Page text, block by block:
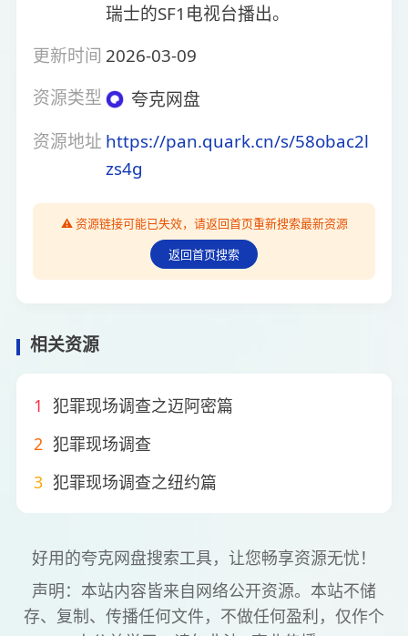
瑞士的SF1电视台播出。
更新时间 2026-03-09
资源类型
夸克网盘
资源地址 https://pan.quark.cn/s/58obac2l
zs4g
⚠️ 资源链接可能已失效，请返回首页重新搜索最新资源
返回首页搜索
相关资源
1 犯罪现场调查之迈阿密篇
2 犯罪现场调查
3 犯罪现场调查之纽约篇
好用的夸克网盘搜索工具，让您畅享资源无忧！
声明：本站内容皆来自网络公开资源。本站不储
存、复制、传播任何文件，不做任何盈利，仅作个